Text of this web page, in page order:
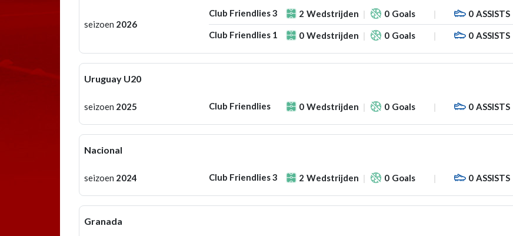
seizoen 2026
Club Friendlies 3 2 Wedstrijden 0 Goals 0 ASSISTS
Club Friendlies 1 0 Wedstrijden 0 Goals 0 ASSISTS
Uruguay U20
seizoen 2025 Club Friendlies 0 Wedstrijden 0 Goals 0 ASSISTS
Nacional
seizoen 2024 Club Friendlies 3 2 Wedstrijden 0 Goals 0 ASSISTS
Granada